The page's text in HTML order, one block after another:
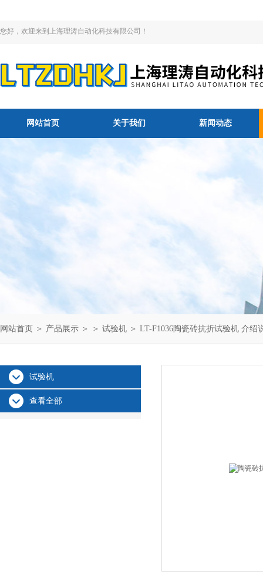
您好，欢迎来到上海理涛自动化科技有限公司！
网站首页 关于我们 新闻动态
网站首页 ＞ 产品展示 ＞ ＞ 试验机 ＞ LT-F1036陶瓷砖抗折试验机 介绍
试验机
查看全部